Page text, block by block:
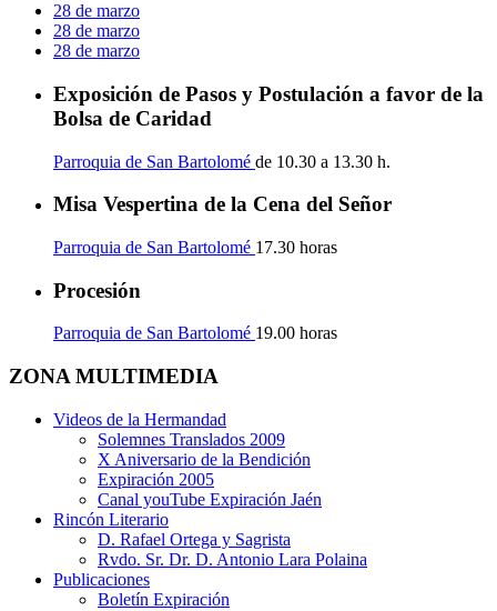
28 de marzo
28 de marzo
28 de marzo
Exposición de Pasos y Postulación a favor de la
Bolsa de Caridad
Parroquia de San Bartolomé de 10.30 a 13.30 h.
Misa Vespertina de la Cena del Señor
Parroquia de San Bartolomé 17.30 horas
Procesión
Parroquia de San Bartolomé 19.00 horas
ZONA MULTIMEDIA
Videos de la Hermandad
Solemnes Translados 2009
X Aniversario de la Bendición
Expiración 2005
Canal youTube Expiración Jaén
Rincón Literario
D. Rafael Ortega y Sagrista
Rvdo. Sr. Dr. D. Antonio Lara Polaina
Publicaciones
Boletín Expiración